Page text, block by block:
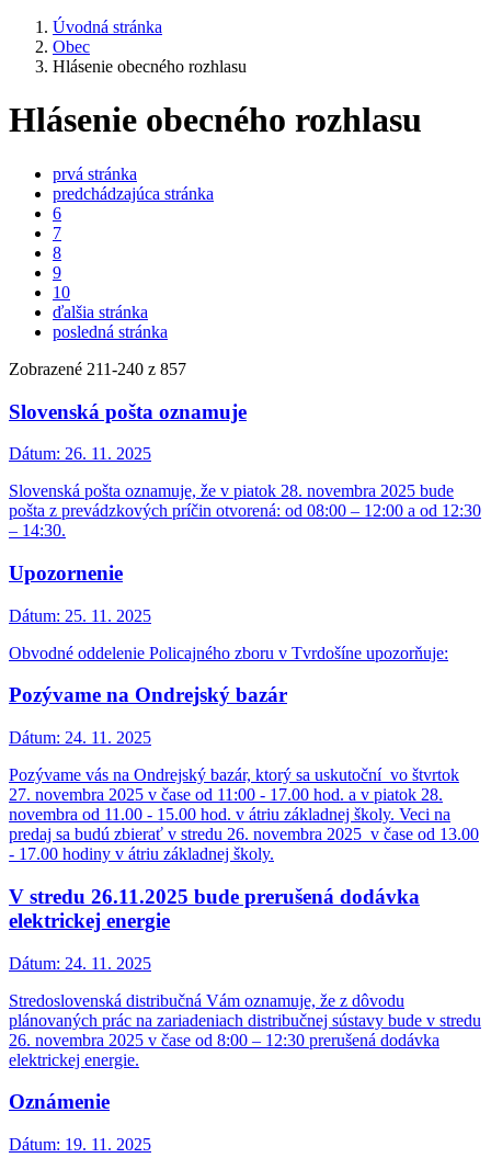
Úvodná stránka
Obec
Hlásenie obecného rozhlasu
Hlásenie obecného rozhlasu
prvá stránka
predchádzajúca stránka
6
7
8
9
10
ďalšia stránka
posledná stránka
Zobrazené 211-240 z 857
Slovenská pošta oznamuje
Dátum: 26. 11. 2025
Slovenská pošta oznamuje, že v piatok 28. novembra 2025 bude
pošta z prevádzkových príčin otvorená: od 08:00 – 12:00 a od 12:30
– 14:30.
Upozornenie
Dátum: 25. 11. 2025
Obvodné oddelenie Policajného zboru v Tvrdošíne upozorňuje:
Pozývame na Ondrejský bazár
Dátum: 24. 11. 2025
Pozývame vás na Ondrejský bazár, ktorý sa uskutoční vo štvrtok
27. novembra 2025 v čase od 11:00 - 17.00 hod. a v piatok 28.
novembra od 11.00 - 15.00 hod. v átriu základnej školy. Veci na
predaj sa budú zbierať v stredu 26. novembra 2025 v čase od 13.00
- 17.00 hodiny v átriu základnej školy.
V stredu 26.11.2025 bude prerušená dodávka
elektrickej energie
Dátum: 24. 11. 2025
Stredoslovenská distribučná Vám oznamuje, že z dôvodu
plánovaných prác na zariadeniach distribučnej sústavy bude v stredu
26. novembra 2025 v čase od 8:00 – 12:30 prerušená dodávka
elektrickej energie.
Oznámenie
Dátum: 19. 11. 2025